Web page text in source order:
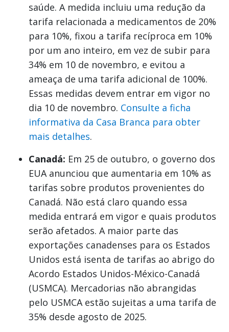
saúde. A medida incluiu uma redução da
tarifa relacionada a medicamentos de 20%
para 10%, fixou a tarifa recíproca em 10%
por um ano inteiro, em vez de subir para
34% em 10 de novembro, e evitou a
ameaça de uma tarifa adicional de 100%.
Essas medidas devem entrar em vigor no
dia 10 de novembro. Consulte a ficha
informativa da Casa Branca para obter
mais detalhes.
Canadá: Em 25 de outubro, o governo dos
EUA anunciou que aumentaria em 10% as
tarifas sobre produtos provenientes do
Canadá. Não está claro quando essa
medida entrará em vigor e quais produtos
serão afetados. A maior parte das
exportações canadenses para os Estados
Unidos está isenta de tarifas ao abrigo do
Acordo Estados Unidos-México-Canadá
(USMCA). Mercadorias não abrangidas
pelo USMCA estão sujeitas a uma tarifa de
35% desde agosto de 2025.